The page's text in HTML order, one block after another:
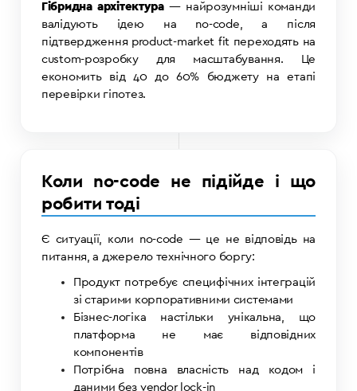
Гібридна архітектура— найрозумніші команди
валідують ідею на no-code, а після
підтвердження product-market fit переходять на
custom-розробку для масштабування. Це
економить від 40 до 60% бюджету на етапі
перевірки гіпотез.
Коли no-code не підійде і що
робити тоді
Є ситуації, коли no-code — це не відповідь на
питання, а джерело технічного боргу:
Продукт потребує специфічних інтеграцій
зі старими корпоративними системами
Бізнес-логіка настільки унікальна, що
платформа не має відповідних
компонентів
Потрібна повна власність над кодом і
даними без vendor lock-in